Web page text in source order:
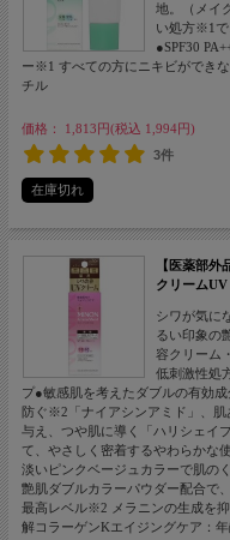
地。（メイ
い処方※1で
●SPF30
ー※1 すべての方にニキビができ
チル
価格： 1,813円(税込 1,994円)
3件
在庫切れ
【医薬部
クリームUV
シワが気に
るい印象の
容クリーム
低刺激性処
プ●敏感肌を考えたダブルの有効
防ぐ※2「ナイアシンアミド」、
与え、つや肌に導く「ハリシェイ
て、やさしく密着するやわらかな
淡いピンクベージュカラーで肌の
艶肌ダブルカラーパウダー配合で
最高レベル※2 メラニンの生成を
解コラーゲンKエイジングケア：